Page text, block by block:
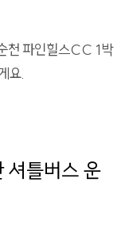
천 파인힐스CC 1박
요.
셔틀버스 운